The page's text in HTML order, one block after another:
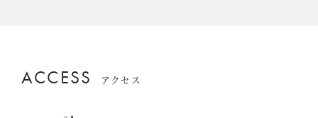
ACCESS アクセス